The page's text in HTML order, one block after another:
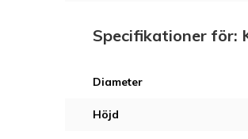
Specifikationer för:
Diameter
Höjd